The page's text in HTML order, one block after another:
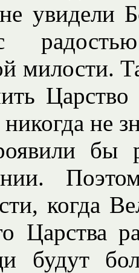
не
милости.
не
бы
когда
Царства
будут